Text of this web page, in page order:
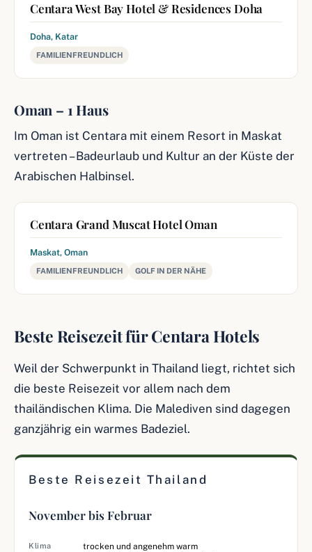
Centara West Bay Hotel & Residences Doha
Doha, Katar
FAMILIENFREUNDLICH
Oman – 1 Haus
Im Oman ist Centara mit einem Resort in Maskat
vertreten – Badeurlaub und Kultur an der Küste der
Arabischen Halbinsel.
Centara Grand Muscat Hotel Oman
Maskat, Oman
FAMILIENFREUNDLICH GOLF IN DER NÄHE
Beste Reisezeit für Centara Hotels
Weil der Schwerpunkt in Thailand liegt, richtet sich
die beste Reisezeit vor allem nach dem
thailändischen Klima. Die Malediven sind dagegen
ganzjährig ein warmes Badeziel.
Beste Reisezeit Thailand
November bis Februar
Klima trocken und angenehm warm